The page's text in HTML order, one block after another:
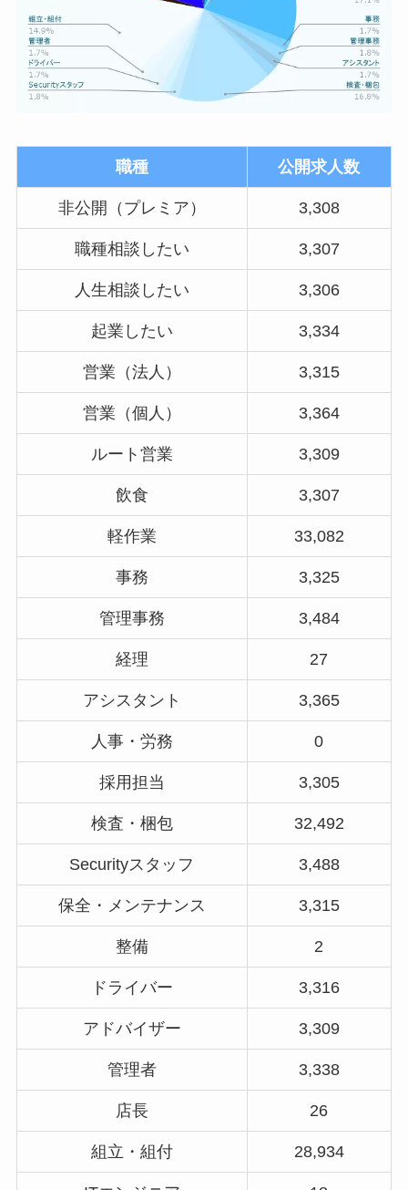
職種 公開求人数
非公開（プレミア） 3,308
職種相談したい 3,307
人生相談したい 3,306
起業したい 3,334
営業（法人） 3,315
営業（個人） 3,364
ルート営業 3,309
飲食 3,307
軽作業 33,082
事務 3,325
管理事務 3,484
経理 27
アシスタント 3,365
人事・労務 0
採用担当 3,305
検査・梱包 32,492
Securityスタッフ 3,488
保全・メンテナンス 3,315
整備 2
ドライバー 3,316
アドバイザー 3,309
管理者 3,338
店長 26
組立・組付 28,934